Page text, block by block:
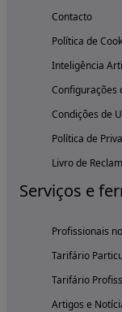
Contacto
Política de
Inteligência
Configurações
Condições de
Política de
Livro de
Serviços e
Profissionais
Tarifário
Tarifário
Artigos e